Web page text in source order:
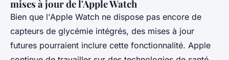
mises à jour de l'Apple Watch
Bien que l'Apple Watch ne dispose pas encore de
capteurs de glycémie intégrés, des mises à jour
futures pourraient inclure cette fonctionnalité. Apple